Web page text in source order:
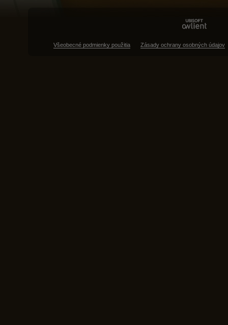
Všeobecné podmienky použitia Zásady ochrany osobných údajov